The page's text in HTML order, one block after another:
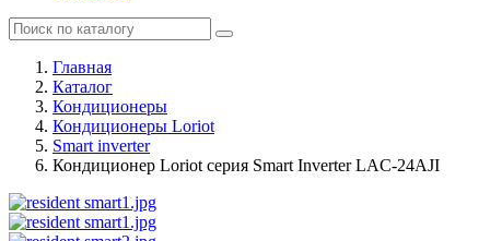
Главная
Каталог
Кондиционеры
Кондиционеры Loriot
Smart inverter
Кондиционер Loriot cерия Smart Inverter LAC-24AJI